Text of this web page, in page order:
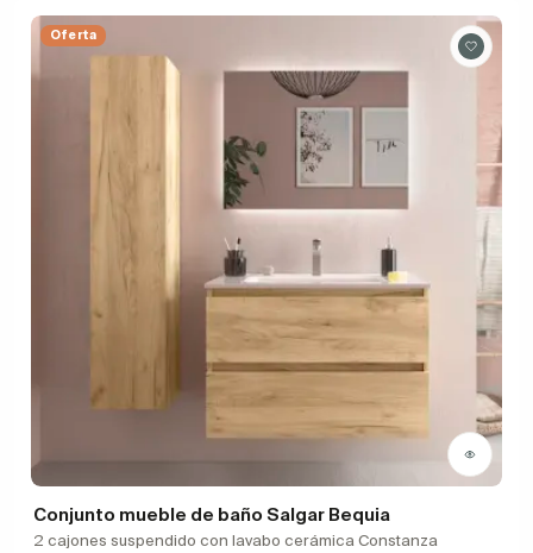
Oferta
Conjunto mueble de baño Salgar Bequia
2 cajones suspendido con lavabo cerámica Constanza